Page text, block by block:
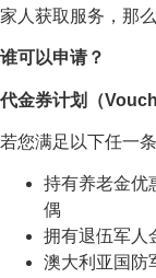
家人获取服务，那
谁可以申请？
代金券计划（
若您满足以下任一
持有养老金优
偶
拥有退伍军人
澳大利亚国防